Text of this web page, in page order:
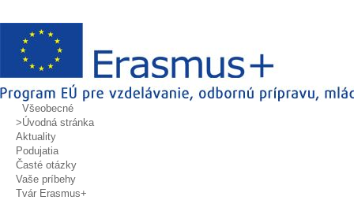
Všeobecné
>Úvodná stránka
Aktuality
Podujatia
Časté otázky
Vaše príbehy
Tvár Erasmus+